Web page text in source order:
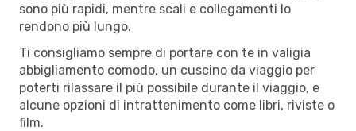
sono più rapidi, mentre scali e collegamenti lo
rendono più lungo.
Ti consigliamo sempre di portare con te in valigia
abbigliamento comodo, un cuscino da viaggio per
poterti rilassare il più possibile durante il viaggio, e
alcune opzioni di intrattenimento come libri, riviste o
film.